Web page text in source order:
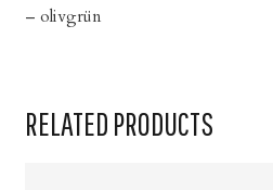
– olivgrün
RELATED PRODUCTS